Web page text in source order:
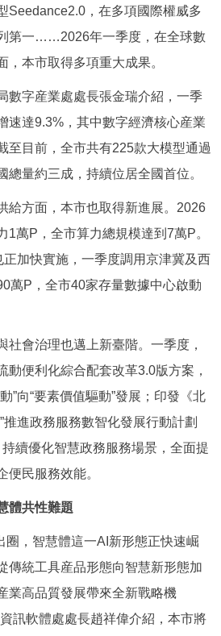
Seedance2.0，在多項國際權威多
第一……2026年一季度，在全球數
，本市取得多項重大成果。
字産業處處長張金瑞介紹，一季
速達9.3%，其中數字經濟核心産業
至目前，全市共有225款大模型通過
總量約三成，持續位居全國首位。
方面，本市也取得新進展。2026
1萬P，全市算力總規模達到7萬P。
正加快實施，一季度調用京津冀及西
萬P，全市40家存量數據中心啟動
會治理也邁上新臺階。一季度，
動便利化綜合配套改革3.0版方案，
”向“要素價值驅動”發展；印發《北
推進政務服務數智化發展行動計劃
續優化智慧政務服務場景，全面提
便民服務效能。
體共性難題
，智慧體這一AI新形態正快速崛
傳統工具産品形態向智慧新形態加
業高品質發展帶來全新戰略機
訊軟體處處長趙祥偉介紹，本市將